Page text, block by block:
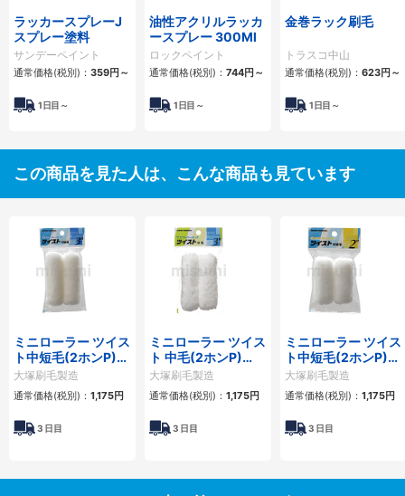
ラッカースプレーJ
スプレー塗料
サンデーペイント
通常価格(税別)： 359円 ～
1日目～
油性アクリルラッカ
ースプレー 300Ml
ロックペイント
通常価格(税別)： 744円 ～
1日目～
金巻ラック刷毛
トラスコ中山
通常価格(税別)： 623円 ～
1日目～
この商品を見た人は、こんな商品も見ています
ミニローラー ツイス
ト中短毛(2ホンP)
3MS-TW10
大塚刷毛製造
通常価格(税別)： 1,175円
3 日目
ミニローラー ツイス
ト 中毛(2ホンP)
3MS-TWB
大塚刷毛製造
通常価格(税別)： 1,175円
3 日目
ミニローラー ツイス
ト中短毛(2ホンP)
2MS-TW10
大塚刷毛製造
通常価格(税別)： 1,175円
3 日目